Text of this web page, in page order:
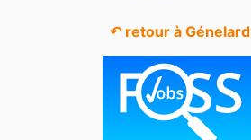
↶ retour à Génelard